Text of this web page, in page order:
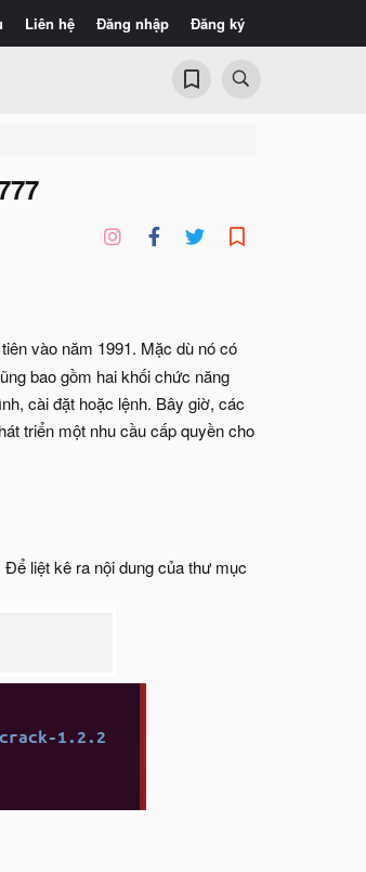
Liên hệ Đăng nhập Đăng ký
vào năm 1991. Mặc dù nó có
bao gồm hai khối chức năng
cài đặt hoặc lệnh. Bây giờ, các
triển một nhu cầu cấp quyền cho
liệt kê ra nội dung của thư mục